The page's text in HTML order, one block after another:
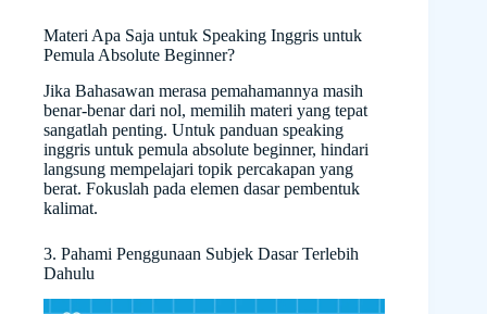
Materi Apa Saja untuk Speaking Inggris untuk
Pemula Absolute Beginner?
Jika Bahasawan merasa pemahamannya masih
benar-benar dari nol, memilih materi yang tepat
sangatlah penting. Untuk panduan speaking
inggris untuk pemula absolute beginner, hindari
langsung mempelajari topik percakapan yang
berat. Fokuslah pada elemen dasar pembentuk
kalimat.
3. Pahami Penggunaan Subjek Dasar Terlebih
Dahulu